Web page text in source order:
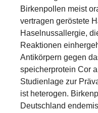
Birkenpollen meist
vertragen geröstete
Haselnussallergie,
Reaktionen
Antikörpern gegen
speicherprotein Cor
Studienlage zur
ist heterogen.
Deutschland